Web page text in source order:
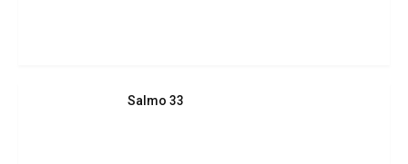
Salmo 33